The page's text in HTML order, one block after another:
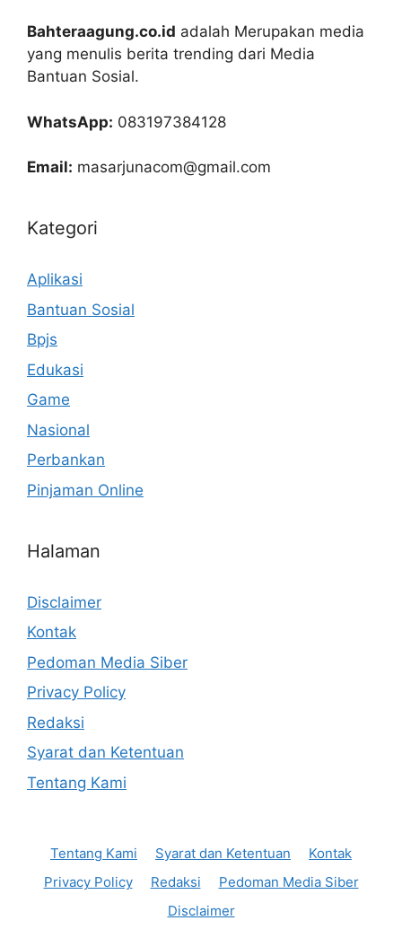
Bahteraagung.co.id adalah Merupakan media
yang menulis berita trending dari Media
Bantuan Sosial.
WhatsApp: 083197384128
Email: masarjunacom@gmail.com
Kategori
Aplikasi
Bantuan Sosial
Bpjs
Edukasi
Game
Nasional
Perbankan
Pinjaman Online
Halaman
Disclaimer
Kontak
Pedoman Media Siber
Privacy Policy
Redaksi
Syarat dan Ketentuan
Tentang Kami
Tentang Kami Syarat dan Ketentuan
Kontak
Privacy Policy
Redaksi
Pedoman Media Siber
Disclaimer